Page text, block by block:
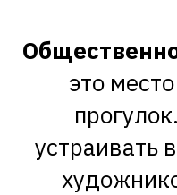
это
устраивать